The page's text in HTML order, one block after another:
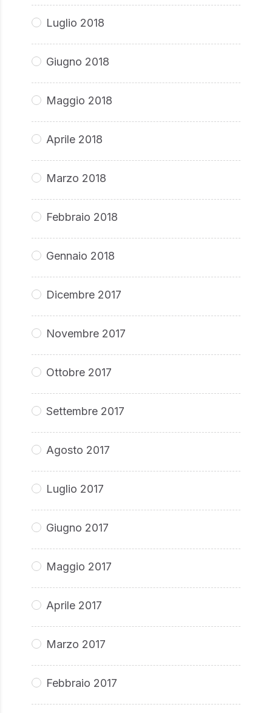
Luglio 2018
Giugno 2018
Maggio 2018
Aprile 2018
Marzo 2018
Febbraio 2018
Gennaio 2018
Dicembre 2017
Novembre 2017
Ottobre 2017
Settembre 2017
Agosto 2017
Luglio 2017
Giugno 2017
Maggio 2017
Aprile 2017
Marzo 2017
Febbraio 2017